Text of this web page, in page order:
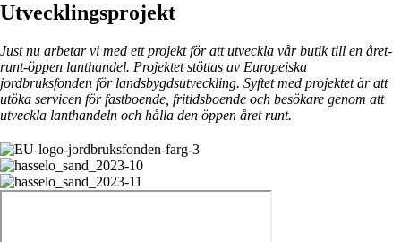
Utvecklingsprojekt
Just nu arbetar vi med ett projekt för att utveckla vår butik till en året-
runt-öppen lanthandel. Projektet stöttas av Europeiska
jordbruksfonden för landsbygdsutveckling. Syftet med projektet är att
utöka servicen för fastboende, fritidsboende och besökare genom att
utveckla lanthandeln och hålla den öppen året runt.